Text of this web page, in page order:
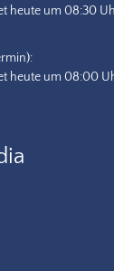
Öffnungs- oder
heute um 08:30
Öffnungs- oder
heute um 08:00